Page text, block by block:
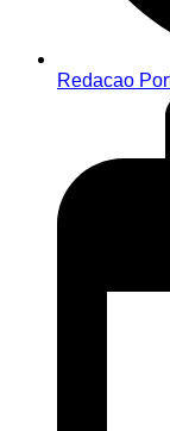
Redacao